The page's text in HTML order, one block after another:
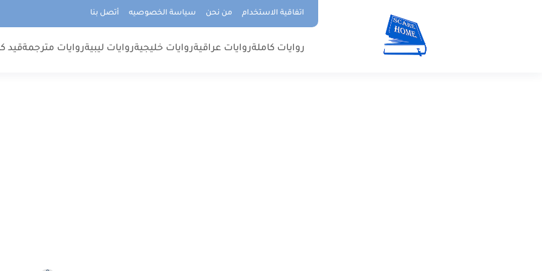
اتفاقية الاستخدام من نحن سياسة الخصوصيه أتصل بنا
روايات كاملةروايات عراقيةروايات خليجيةروايات ليبيةروايات مترجمةقيد